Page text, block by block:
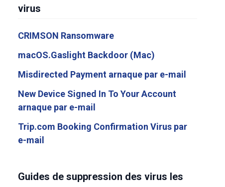
virus
CRIMSON Ransomware
macOS.Gaslight Backdoor (Mac)
Misdirected Payment arnaque par e-mail
New Device Signed In To Your Account
arnaque par e-mail
Trip.com Booking Confirmation Virus par
e-mail
Guides de suppression des virus les